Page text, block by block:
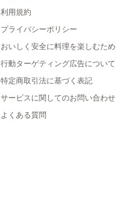
利用規約
プライバシーポリシー
おいしく安全に料理を楽しむため
行動ターゲティング広告について
特定商取引法に基づく表記
サービスに関してのお問い合わせ
よくある質問